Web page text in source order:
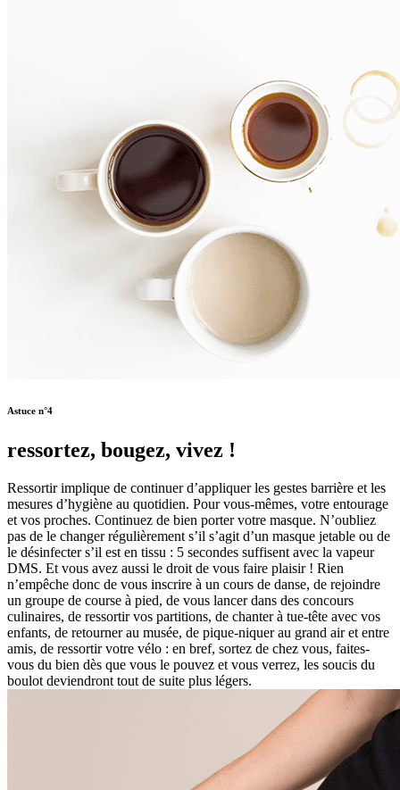
Astuce n°4
ressortez, bougez, vivez !
Ressortir implique de continuer d’appliquer les gestes barrière et les
mesures d’hygiène au quotidien. Pour vous-mêmes, votre entourage
et vos proches. Continuez de bien porter votre masque. N’oubliez
pas de le changer régulièrement s’il s’agit d’un masque jetable ou de
le désinfecter s’il est en tissu : 5 secondes suffisent avec la vapeur
DMS. Et vous avez aussi le droit de vous faire plaisir ! Rien
n’empêche donc de vous inscrire à un cours de danse, de rejoindre
un groupe de course à pied, de vous lancer dans des concours
culinaires, de ressortir vos partitions, de chanter à tue-tête avec vos
enfants, de retourner au musée, de pique-niquer au grand air et entre
amis, de ressortir votre vélo : en bref, sortez de chez vous, faites-
vous du bien dès que vous le pouvez et vous verrez, les soucis du
boulot deviendront tout de suite plus légers.